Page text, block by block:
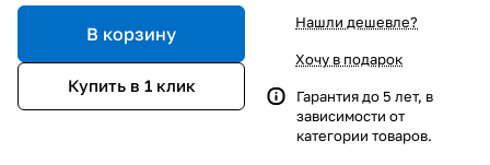
В корзину
Купить в 1 клик
Нашли дешевле?
Хочу в подарок
Гарантия до 5 лет, в
зависимости от
категории товаров.